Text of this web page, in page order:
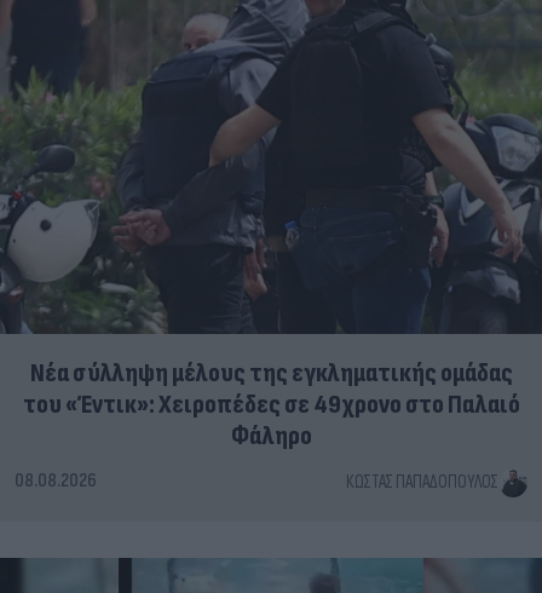
Νέα σύλληψη μέλους της εγκληματικής ομάδας
του «Έντικ»: Χειροπέδες σε 49χρονο στο Παλαιό
Φάληρο
08.08.2026 ΚΏΣΤΑΣ ΠΑΠΑΔΌΠΟΥΛΟΣ